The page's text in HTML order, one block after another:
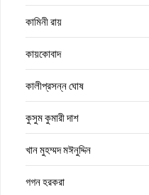
কামিনী রায়
কায়কোবাদ
কালীপ্রসন্ন ঘোষ
কুসুম কুমারী দাশ
খান মুহম্মদ মঈনুদ্দিন
গগন হরকরা